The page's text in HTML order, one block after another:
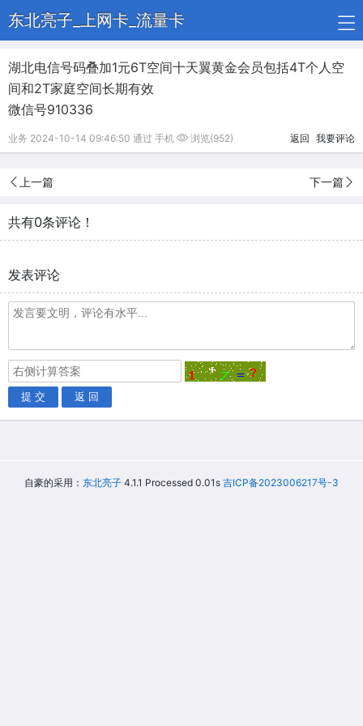
东北亮子_上网卡_流量卡
湖北电信号码叠加1元6T空间十天翼黄金会员包括4T个人空
间和2T家庭空间长期有效
微信号910336
业务 2024-10-14 09:46:50 通过 手机 浏览(952) 返回 我要评论
上一篇 下一篇
共有0条评论！
发表评论
提 交 返 回
自豪的采用： 东北亮子 4.1.1 Processed 0.01s 吉ICP备2023006217号-3